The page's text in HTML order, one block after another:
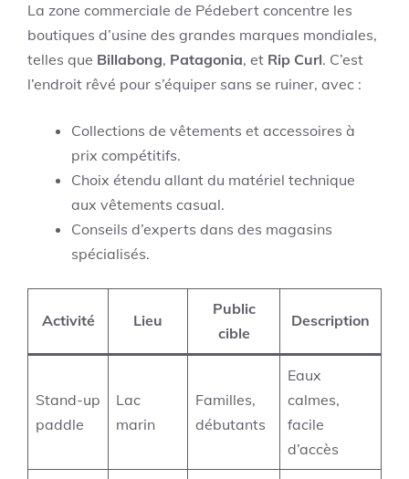
La zone commerciale de Pédebert concentre les
boutiques d’usine des grandes marques mondiales,
telles que Billabong, Patagonia, et Rip Curl. C’est
l’endroit rêvé pour s’équiper sans se ruiner, avec :
Collections de vêtements et accessoires à
prix compétitifs.
Choix étendu allant du matériel technique
aux vêtements casual.
Conseils d’experts dans des magasins
spécialisés.
Activité Lieu
Public
cible
Description
Stand-up
paddle
Lac
marin
Familles,
débutants
Eaux
calmes,
facile
d’accès